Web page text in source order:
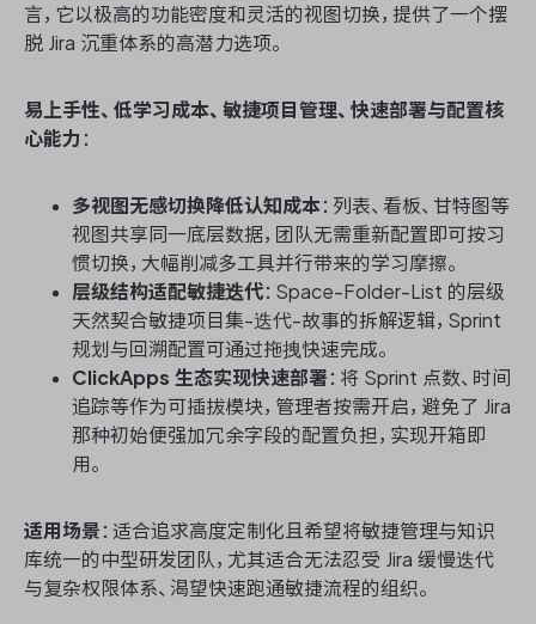
言，它以极高的功能密度和灵活的视图切换，提供了一个摆
脱 Jira 沉重体系的高潜力选项。
易上手性、低学习成本、敏捷项目管理、快速部署与配置核
心能力 ：
多视图无感切换降低认知成本：列表、看板、甘特图等
视图共享同一底层数据，团队无需重新配置即可按习
惯切换，大幅削减多工具并行带来的学习摩擦。
层级结构适配敏捷迭代：Space-Folder-List 的层级
天然契合敏捷项目集-迭代-故事的拆解逻辑，Sprint
规划与回溯配置可通过拖拽快速完成。
ClickApps 生态实现快速部署 ：将 Sprint 点数、时间
追踪等作为可插拔模块，管理者按需开启，避免了 Jira
那种初始便强加冗余字段的配置负担，实现开箱即
用。
适用场景 ：适合追求高度定制化且希望将敏捷管理与知识
库统一的中型研发团队，尤其适合无法忍受 Jira 缓慢迭代
与复杂权限体系、渴望快速跑通敏捷流程的组织。